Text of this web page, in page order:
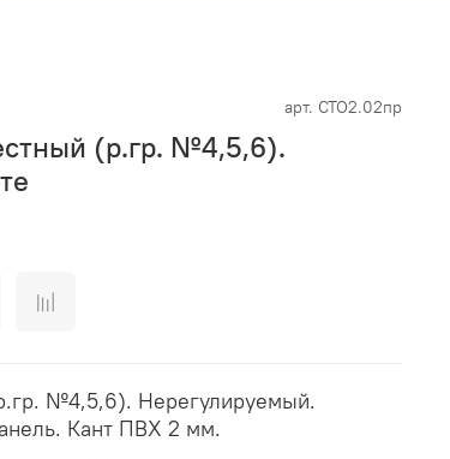
арт. СТО2.02пр
(р.гр. №4,5,6).
№4,5,6). Нерегулируемый.
Кант ПВХ 2 мм.